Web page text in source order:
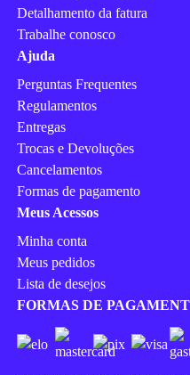
Detalhamento da fatura
Trabalhe conosco
Ajuda
Perguntas Frequentes
Regulamentos
Entregas
Trocas e Devoluções
Cancelamentos
Formas de pagamento
Meus Acessos
Minha conta
Meus pedidos
Lista de desejos
FORMAS DE